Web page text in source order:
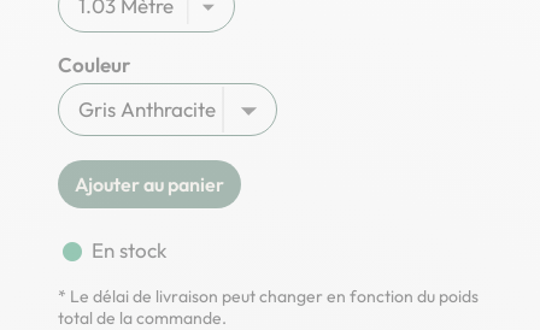
Couleur
Ajouter au panier
fiber_manual_record En stock
* Le délai de livraison peut changer en fonction du poids
total de la commande.